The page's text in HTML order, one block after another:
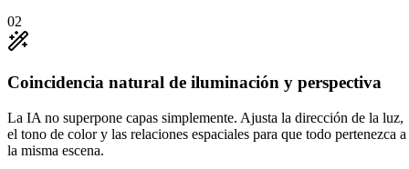
02
Coincidencia natural de iluminación y perspectiva
La IA no superpone capas simplemente. Ajusta la dirección de la luz,
el tono de color y las relaciones espaciales para que todo pertenezca a
la misma escena.